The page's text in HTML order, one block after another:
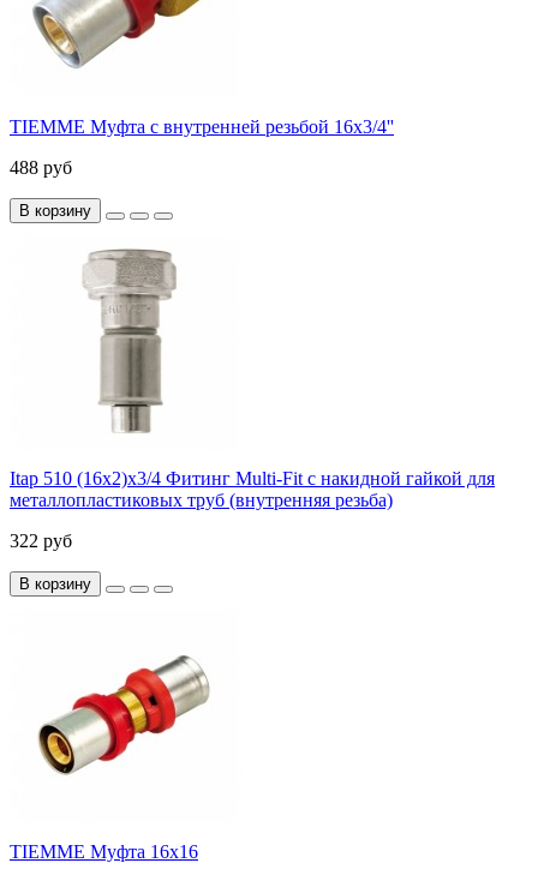
TIEMME Муфта с внутренней резьбой 16x3/4''
488 руб
В корзину
Itap 510 (16x2)x3/4 Фитинг Multi-Fit с накидной гайкой для
металлопластиковых труб (внутренняя резьба)
322 руб
В корзину
TIEMME Муфта 16x16